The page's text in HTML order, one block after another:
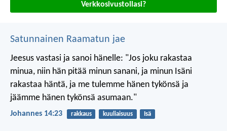
Verkkosivustollasi?
Satunnainen Raamatun jae
Jeesus vastasi ja sanoi hänelle: "Jos joku rakastaa
minua, niin hän pitää minun sanani, ja minun Isäni
rakastaa häntä, ja me tulemme hänen tykönsä ja
jäämme hänen tykönsä asumaan."
Johannes 14:23 rakkaus kuuliaisuus Isä